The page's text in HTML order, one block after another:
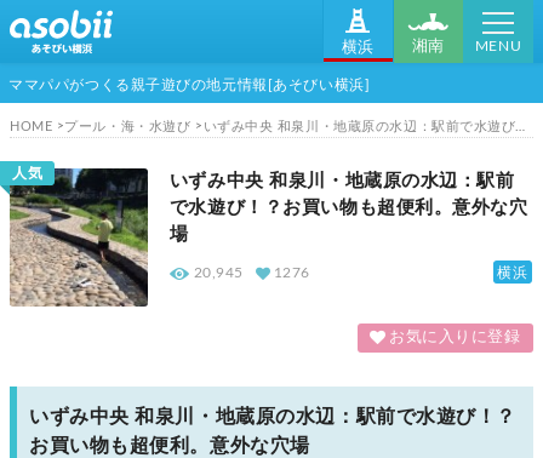
横浜 湘南 MENU
ママパパがつくる親子遊びの地元情報[あそびい横浜]
HOME プール・海・水遊び いずみ中央 和泉川・地蔵原の水辺：駅前で水遊び！？お買い物も超便利。意外な穴場
人気
いずみ中央 和泉川・地蔵原の水辺：駅前
で水遊び！？お買い物も超便利。意外な穴
場
横浜
20,945 1276
お気に入りに登録
いずみ中央 和泉川・地蔵原の水辺：駅前で水遊び！？
お買い物も超便利。意外な穴場